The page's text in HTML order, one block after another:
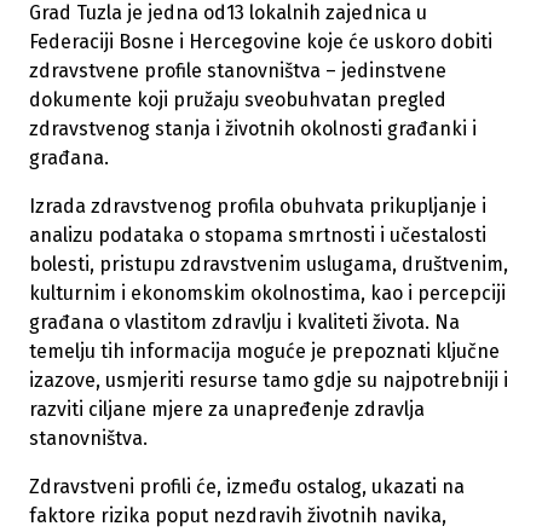
Grad Tuzla je jedna od13 lokalnih zajednica u
Federaciji Bosne i Hercegovine koje će uskoro dobiti
zdravstvene profile stanovništva – jedinstvene
dokumente koji pružaju sveobuhvatan pregled
zdravstvenog stanja i životnih okolnosti građanki i
građana.
Izrada zdravstvenog profila obuhvata prikupljanje i
analizu podataka o stopama smrtnosti i učestalosti
bolesti, pristupu zdravstvenim uslugama, društvenim,
kulturnim i ekonomskim okolnostima, kao i percepciji
građana o vlastitom zdravlju i kvaliteti života. Na
temelju tih informacija moguće je prepoznati ključne
izazove, usmjeriti resurse tamo gdje su najpotrebniji i
razviti ciljane mjere za unapređenje zdravlja
stanovništva.
Zdravstveni profili će, između ostalog, ukazati na
faktore rizika poput nezdravih životnih navika,